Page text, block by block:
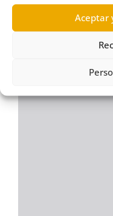
Aceptar